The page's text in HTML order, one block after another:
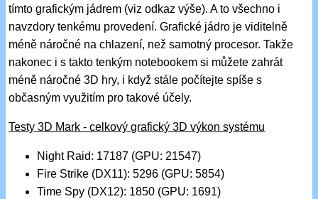
tímto grafickým jádrem (viz odkaz výše). A to všechno i
navzdory tenkému provedení. Grafické jádro je viditelně
méně náročné na chlazení, než samotný procesor. Takže
nakonec i s takto tenkým notebookem si můžete zahrát
méně náročné 3D hry, i když stále počítejte spíše s
občasným využitím pro takové účely.
Testy 3D Mark - celkový grafický 3D výkon systému
Night Raid: 17187 (GPU: 21547)
Fire Strike (DX11): 5296 (GPU: 5854)
Time Spy (DX12): 1850 (GPU: 1691)